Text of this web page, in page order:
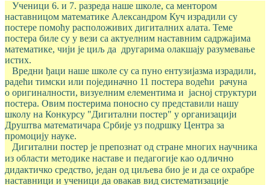
Ученици 6. и 7. разреда наше школе, са ментором
наставницом математике Александром Куч израдили су
постере помоћу расположивих дигиталних алата. Теме
постера биле су у вези са актуелним наставним садржајима
математике, чији је циљ да другарима олакшају разумевање
истих.
Вредни ђаци наше школе су са пуно ентузијазма израдили,
радећи тимски или појединачно 11 постера водећи рачуна
о оригиналности, визуелним елементима и јасној структури
постера. Овим постерима поносно су представили нашу
школу на Конкурсу "Дигитални постер" у организацији
Друштва математичара Србије уз подршку Центра за
промоцију науке.
Дигитални постер је препознат од стране многих научника
из области методике наставе и педагогије као одлично
дидактичко средство, један од циљева био је и да се охрабре
наставници и ученици да овакав вид систематизације